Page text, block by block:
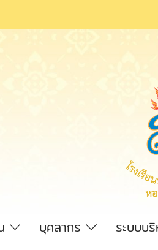
บุคลากร ระบบบ